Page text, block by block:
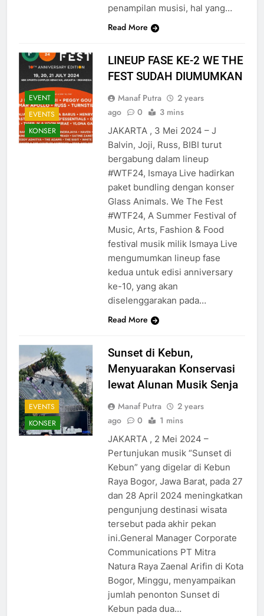
penampilan musisi, hal yang…
Read More
EVENT
EVENTS
KONSER
LINEUP FASE KE-2 WE THE
FEST SUDAH DIUMUMKAN
Manaf Putra
2 years
ago
0 3 mins
JAKARTA , 3 Mei 2024 – J
Balvin, Joji, Russ, BIBI turut
bergabung dalam lineup
#WTF24, Ismaya Live hadirkan
paket bundling dengan konser
Glass Animals. We The Fest
#WTF24, A Summer Festival of
Music, Arts, Fashion & Food
festival musik milik Ismaya Live
mengumumkan lineup fase
kedua untuk edisi anniversary
ke-10, yang akan
diselenggarakan pada…
Read More
EVENTS
KONSER
Sunset di Kebun,
Menyuarakan Konservasi
lewat Alunan Musik Senja
Manaf Putra
2 years
ago
0 1 mins
JAKARTA , 2 Mei 2024 –
Pertunjukan musik “Sunset di
Kebun” yang digelar di Kebun
Raya Bogor, Jawa Barat, pada 27
dan 28 April 2024 meningkatkan
pengunjung destinasi wisata
tersebut pada akhir pekan
ini.General Manager Corporate
Communications PT Mitra
Natura Raya Zaenal Arifin di Kota
Bogor, Minggu, menyampaikan
jumlah penonton Sunset di
Kebun pada dua…